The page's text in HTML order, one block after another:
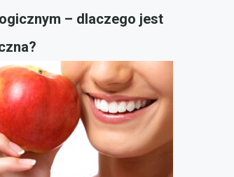
– dlaczego jest